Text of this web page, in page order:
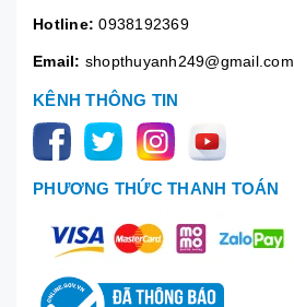
Hotline: 0938192369
Email: shopthuyanh249@gmail.com
KÊNH THÔNG TIN
PHƯƠNG THỨC THANH TOÁN